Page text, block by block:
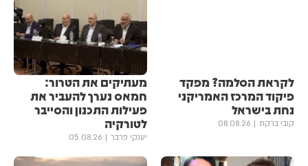
לקראת הסלמה? מפקד
פיקוד המרכז האמריקני
נחת בישראל
קובי ברקת 08.08.26
מעתיקים את הטרור:
חמאס נערך להעביר את
פעילות התכנון והסייבר
לטורקיה
יענקי פרבר 05.08.26